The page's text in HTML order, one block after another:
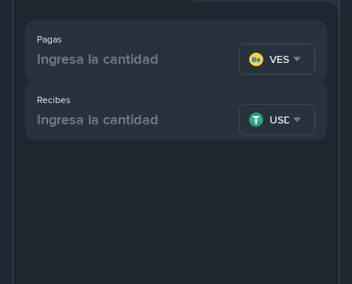
Pagas
VES
Recibes
USDT